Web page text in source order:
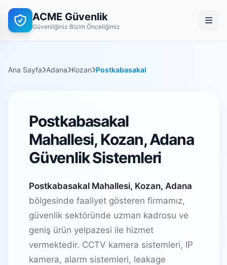
ACME Güvenlik
Güvenliğiniz Bizim Önceliğimiz
Ana Sayfa Adana Kozan Postkabasakal
Postkabasakal
Mahallesi, Kozan, Adana
Güvenlik Sistemleri
Postkabasakal Mahallesi, Kozan, Adana
bölgesinde faaliyet gösteren firmamız,
güvenlik sektöründe uzman kadrosu ve
geniş ürün yelpazesi ile hizmet
vermektedir. CCTV kamera sistemleri, IP
kamera, alarm sistemleri, leakage